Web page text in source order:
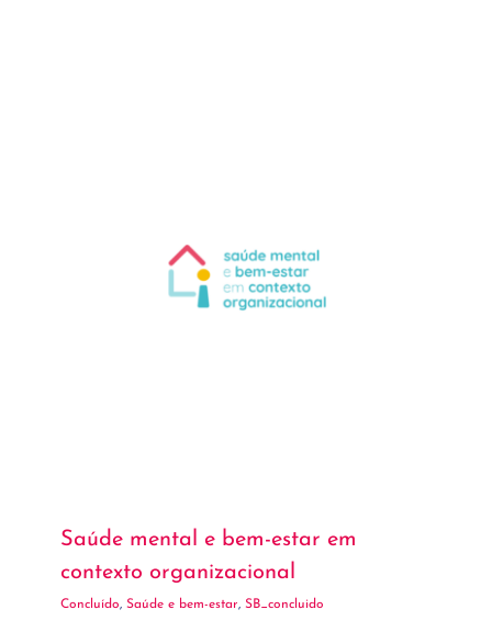
Saúde mental e bem-estar em
contexto organizacional
Concluído, Saúde e bem-estar, SB_concluido